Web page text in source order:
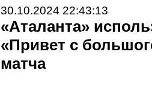
30.10.2024 22:43:13
«Аталанта»
«Привет с
матча